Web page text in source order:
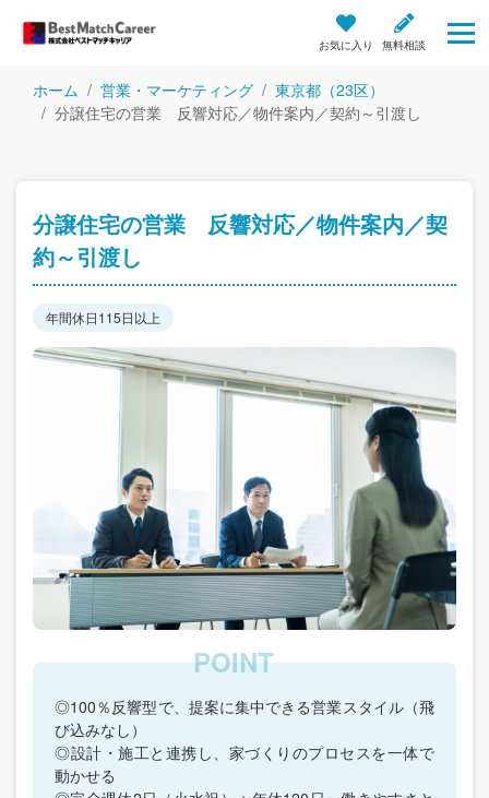
お気に入り 無料相談
ホーム 営業・マーケティング
東京都（23区）
分譲住宅の営業 反響対応／物件案内／契約～引渡し
分譲住宅の営業 反響対応／物件案内／契
約～引渡し
年間休日115日以上
◎100％反響型で、提案に集中できる営業スタイル（飛
び込みなし）
◎設計・施工と連携し、家づくりのプロセスを一体で
動かせる